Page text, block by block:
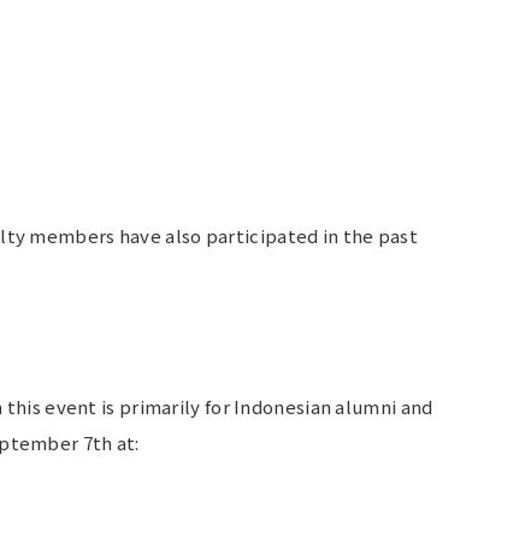
members have also participated in the past
event is primarily for Indonesian alumni and
7th at: